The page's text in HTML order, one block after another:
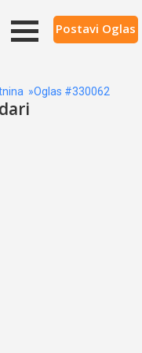
Postavi Oglas
»Oglas #330062